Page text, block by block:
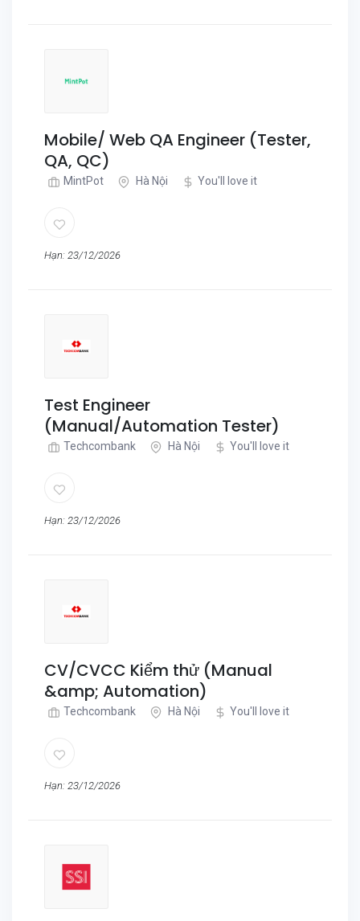
Mobile/ Web QA Engineer (Tester,
QA, QC)
MintPot Hà Nội You'll love it
Hạn: 23/12/2026
Test Engineer
(Manual/Automation Tester)
Techcombank Hà Nội You'll love it
Hạn: 23/12/2026
CV/CVCC Kiểm thử (Manual
&amp; Automation)
Techcombank Hà Nội You'll love it
Hạn: 23/12/2026